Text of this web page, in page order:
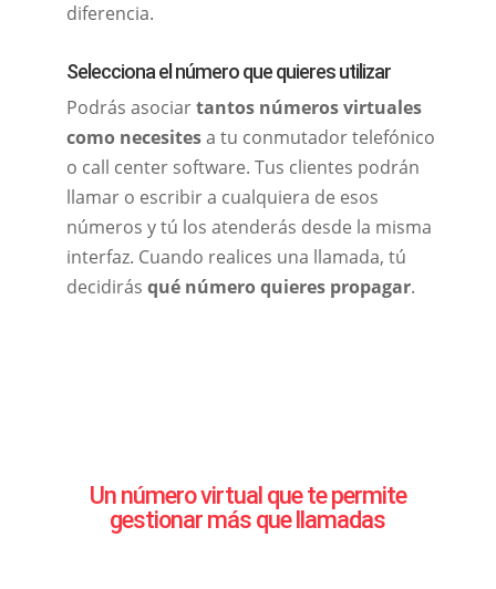
diferencia.
Selecciona el número que quieres utilizar
Podrás asociartantos números virtuales
como necesitesa tu conmutador telefónico
o call center software. Tus clientes podrán
llamar o escribir a cualquiera de esos
números y tú los atenderás desde la misma
interfaz. Cuando realices una llamada, tú
decidirás qué número quieres propagar.
Un número virtual que te permite
gestionar más que llamadas